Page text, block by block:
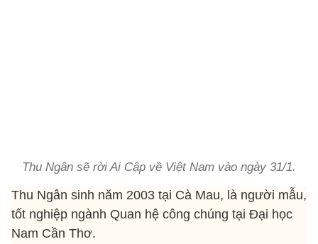
Thu Ngân sẽ rời Ai Cập về Việt Nam vào ngày 31/1.
Thu Ngân sinh năm 2003 tại Cà Mau, là người mẫu,
tốt nghiệp ngành Quan hệ công chúng tại Đại học
Nam Cần Thơ.